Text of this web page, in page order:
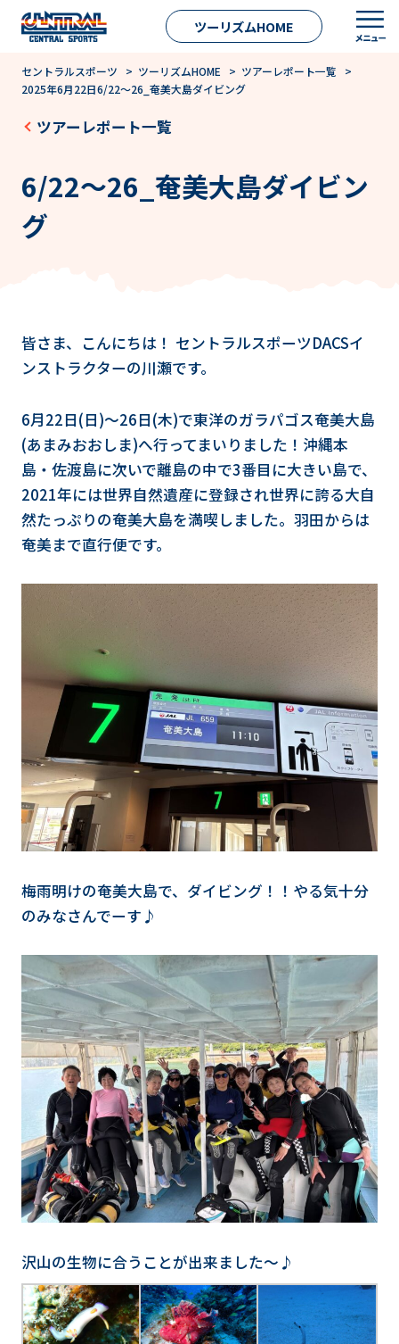
ツーリズムHOME
セントラルスポーツ > ツーリズムHOME > ツアーレポート一覧 >
2025年6月22日6/22～26_奄美大島ダイビング
ツアーレポート一覧
6/22～26_奄美大島ダイビン
グ
皆さま、こんにちは！ セントラルスポーツDACSイ
ンストラクターの川瀬です。
6月22日(日)～26日(木)で東洋のガラパゴス奄美大島
(あまみおおしま)へ行ってまいりました！沖縄本
島・佐渡島に次いで離島の中で3番目に大きい島で、
2021年には世界自然遺産に登録され世界に誇る大自
然たっぷりの奄美大島を満喫しました。羽田からは
奄美まで直行便です。
梅雨明けの奄美大島で、ダイビング！！やる気十分
のみなさんでーす♪
沢山の生物に合うことが出来ました～♪